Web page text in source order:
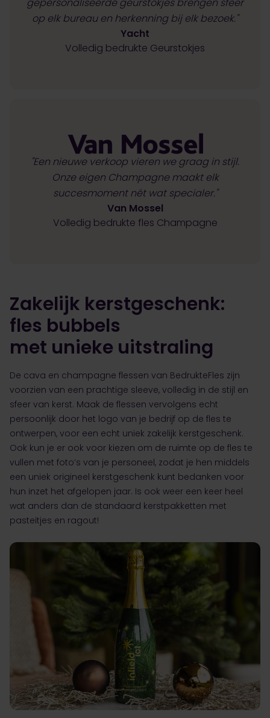
op elk bureau en herkenning bij elk bezoek."
Yacht
Volledig bedrukte Geurstokjes
"Een nieuwe verkoop vieren we graag in stijl.
Onze eigen Champagne maakt elk
succesmoment nét wat specialer."
Van Mossel
Volledig bedrukte fles Champagne
Zakelijk kerstgeschenk:
fles bubbels
met unieke uitstraling
De cava en champagne flessen van BedrukteFles zijn
voorzien van een prachtige sleeve, volledig in de stijl en
sfeer van kerst. Maak de flessen vervolgens echt
persoonlijk door het logo van je bedrijf op de fles te
ontwerpen, voor een echt uniek zakelijk kerstgeschenk.
Ook kun je er ook voor kiezen om de ruimte op de fles te
vullen met foto’s van je personeel, zodat je hen middels
een uniek origineel kerstgeschenk kunt bedanken voor
hun inzet het afgelopen jaar. Is ook weer een keer heel
wat anders dan de standaard kerstpakketten met
pasteitjes en ragout!